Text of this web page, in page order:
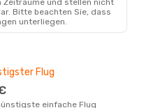
Zeiträume und stellen nicht
Bitte beachten Sie, dass
unterliegen.
Flug